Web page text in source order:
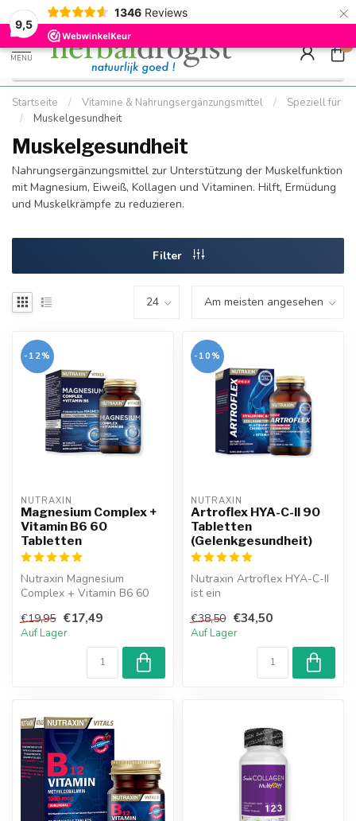
9,5
1346 Reviews ×
Kostenloser DE-Versand ab Mindestbestellwert |
Schnell geliefert
Minimum
Hızlı
MENU
0
Startseite / Vitamine & Nahrungsergänzungsmittel /
Speziell für
/
Muskelgesundheit
Muskelgesundheit
Nahrungsergänzungsmittel zur Unterstützung der Muskelfunktion
mit Magnesium, Eiweiß, Kollagen und Vitaminen. Hilft, Ermüdung
und Muskelkrämpfe zu reduzieren.
Filter
-12%
NUTRAXIN
Magnesium Complex +
Vitamin B6 60
Tabletten
Nutraxin Magnesium
Complex + Vitamin B6 60
Magnesium und 10...
€19,95 €17,49
Auf Lager
-10%
NUTRAXIN
Artroflex HYA-C-II 90
Tabletten
(Gelenkgesundheit)
Nutraxin Artroflex HYA-C-II
ist ein
das entwickelt wur...
€38,50 €34,50
Auf Lager